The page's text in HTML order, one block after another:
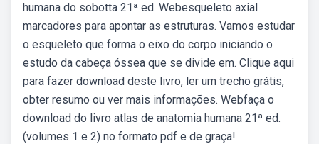
humana do sobotta 21ª ed. Webesqueleto axial
marcadores para apontar as estruturas. Vamos estudar
o esqueleto que forma o eixo do corpo iniciando o
estudo da cabeça óssea que se divide em. Clique aqui
para fazer download deste livro, ler um trecho grátis,
obter resumo ou ver mais informações. Webfaça o
download do livro atlas de anatomia humana 21ª ed.
(volumes 1 e 2) no formato pdf e de graça!